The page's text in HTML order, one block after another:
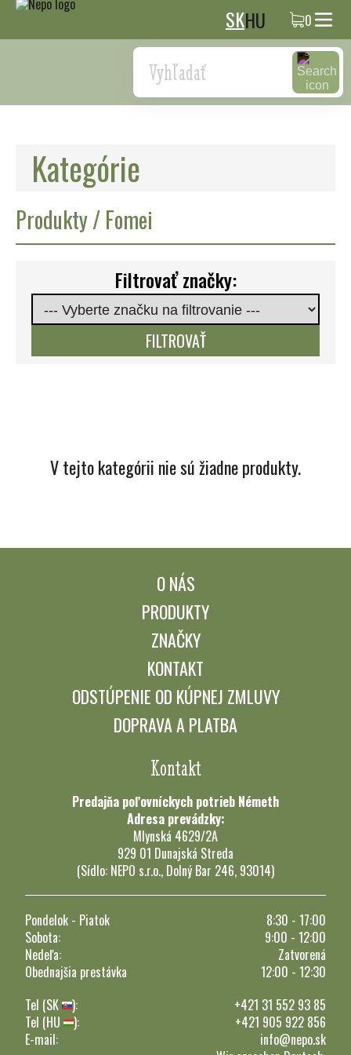
SKHU 0
Search
Kategórie
Produkty / Fomei
Filtrovať značky:
FILTROVAŤ
V tejto kategórii nie sú žiadne produkty.
O NÁS
PRODUKTY
ZNAČKY
KONTAKT
ODSTÚPENIE OD KÚPNEJ ZMLUVY
DOPRAVA A PLATBA
Kontakt
Predajňa poľovníckych potrieb Németh
Adresa prevádzky:
Mlynská 4629/2A
929 01 Dunajská Streda
(Sídlo: NEPO s.r.o., Dolný Bar 246, 93014)
Pondelok - Piatok
8:30 - 17:00
Sobota:
9:00 - 12:00
Nedeľa:
Zatvorená
Obednajšia prestávka
12:00 - 12:30
Tel (SK
):
+421 31 552 93 85
Tel (HU
):
+421 905 922 856
E-mail:
info@nepo.sk